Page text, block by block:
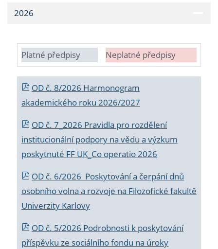
2026
Platné předpisy Neplatné předpisy
OD č. 8/2026 Harmonogram
akademického roku 2026/2027
OD č. 7_2026 Pravidla pro rozdělení
institucionální podpory na vědu a výzkum
poskytnuté FF UK_Co operatio 2026
OD č. 6/2026 Poskytování a čerpání dnů
osobního volna a rozvoje na Filozofické fakultě
Univerzity Karlovy
OD č. 5/2026 Podrobnosti k poskytování
příspěvku ze sociálního fondu na úroky